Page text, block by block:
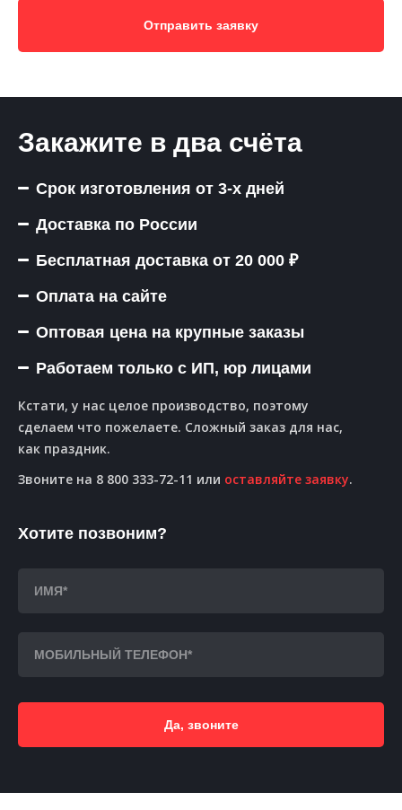
Отправить заявку
Закажите в два счёта
Срок изготовления от 3-х дней
Доставка по России
Бесплатная доставка от 20 000 ₽
Оплата на сайте
Оптовая цена на крупные заказы
Работаем только с ИП, юр лицами
Кстати, у нас целое производство, поэтому
сделаем что пожелаете. Сложный заказ для нас,
как праздник.
Звоните на 8 800 333-72-11 или оставляйте заявку.
Хотите позвоним?
Да, звоните